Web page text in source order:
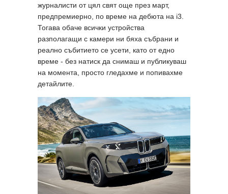
журналисти от цял свят още през март,
предпремиерно, по време на дебюта на i3.
Тогава обаче всички устройства
разполагащи с камери ни бяха събрани и
реално събитието се усети, като от едно
време - без натиск да снимаш и публикуваш
на момента, просто гледахме и попивахме
детайлите.